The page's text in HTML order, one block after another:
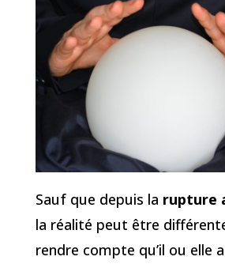
Sauf que depuis la rupture
la réalité peut être
rendre compte qu’il ou elle